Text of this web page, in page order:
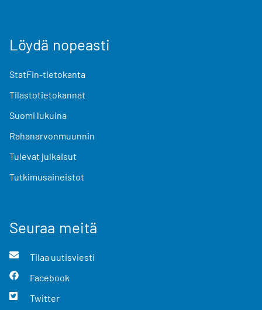
Löydä nopeasti
StatFin-tietokanta
Tilastotietokannat
Suomi lukuina
Rahanarvonmuunnin
Tulevat julkaisut
Tutkimusaineistot
Seuraa meitä
Tilaa uutisviesti
Facebook
Twitter